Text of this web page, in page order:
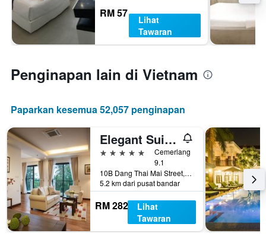
RM 57
Lihat
Tawaran
Penginapan lain di Vietnam
Paparkan kesemua 52,057 penginapan
Elegant Suites Westlake
5 bintang
Cemerlang
9.1
10B Dang Thai Mai Street, Hanoi, Vietnam
5.2 km dari pusat bandar
RM 282
Lihat
Tawaran